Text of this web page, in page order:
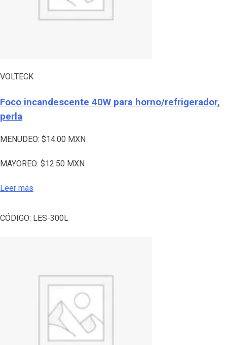
VOLTECK
Foco incandescente 40W para horno/refrigerador,
perla
MENUDEO: $14.00 MXN
MAYOREO: $12.50 MXN
Leer más
CÓDIGO: LES-300L